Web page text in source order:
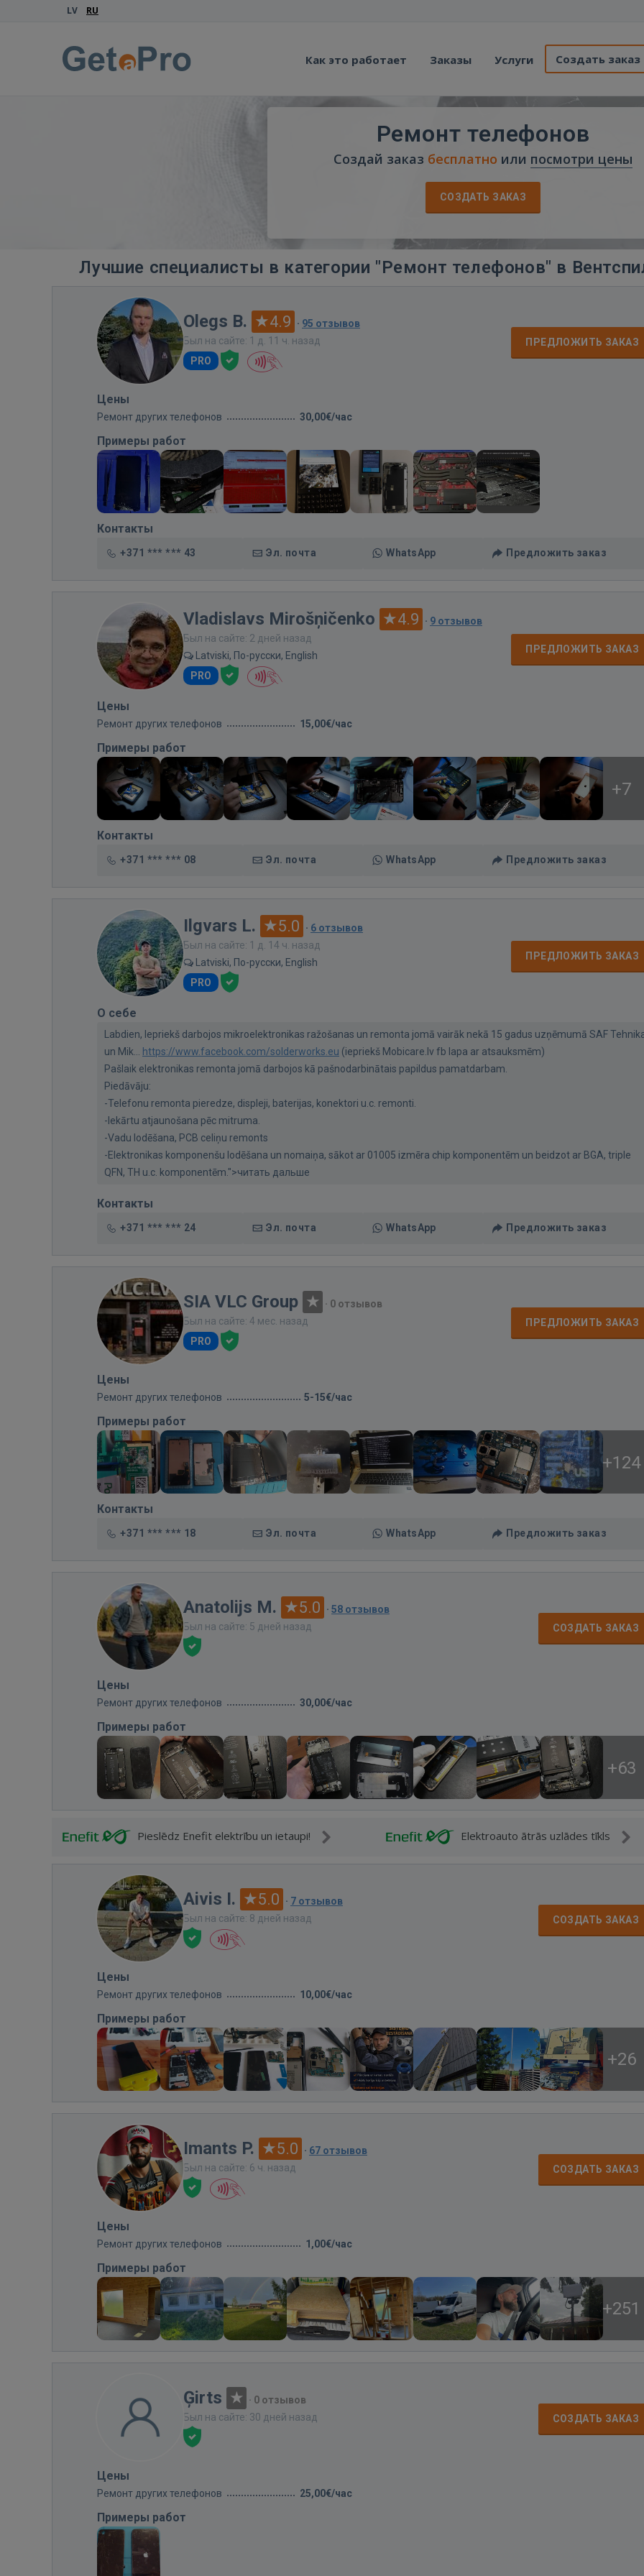
LV RU
Как это работает Заказы Услуги Создать заказ
Ремонт телефонов
Создай заказ бесплатно или посмотри цены
СОЗДАТЬ ЗАКАЗ
Лучшие специалисты в категории "Ремонт телефонов" в
Olegs B. 4.9 · 95 отзывов
Был на сайте: 1 д. 11 ч. назад
PRO
ПРЕДЛОЖИТЬ ЗАКАЗ
Цены
Ремонт других телефонов 30,00€/час
Примеры работ
Контакты
+371 *** *** 43 Эл. почта WhatsApp Предложить заказ
Vladislavs Mirošņičenko 4.9 · 9 отзывов
Был на сайте: 2 дней назад
Latviski, По-русски, English
PRO
ПРЕДЛОЖИТЬ ЗАКАЗ
Цены
Ремонт других телефонов 15,00€/час
Примеры работ
+7
Контакты
+371 *** *** 08 Эл. почта WhatsApp Предложить заказ
Ilgvars L. 5.0 · 6 отзывов
Был на сайте: 1 д. 14 ч. назад
Latviski, По-русски, English
PRO
ПРЕДЛОЖИТЬ ЗАКАЗ
О себе
Labdien, Iepriekš darbojos mikroelektronikas ražošanas un remonta jomā vairāk nekā 15 gadus uzņēmumā SAF
un Mik...
https://www.facebook.com/solderworks.eu (iepriekš Mobicare.lv fb lapa ar atsauksmēm)
Pašlaik elektronikas remonta jomā darbojos kā pašnodarbinātais papildus pamatdarbam.
Piedāvāju:
-Telefonu remonta pieredze, displeji, baterijas, konektori u.c. remonti.
-Iekārtu atjaunošana pēc mitruma.
-Vadu lodēšana, PCB celiņu remonts
-Elektronikas komponenšu lodēšana un nomaiņa, sākot ar 01005 izmēra chip komponentēm un beidzot ar BGA, triple
QFN, TH u.c. komponentēm.">читать дальше
Контакты
+371 *** *** 24 Эл. почта WhatsApp Предложить заказ
SIA VLC Group · 0 отзывов
Был на сайте: 4 мес. назад
PRO
ПРЕДЛОЖИТЬ ЗАКАЗ
Цены
Ремонт других телефонов 5-15€/час
Примеры работ
+124
Контакты
+371 *** *** 18 Эл. почта WhatsApp Предложить заказ
Anatolijs M. 5.0 · 58 отзывов
Был на сайте: 5 дней назад
СОЗДАТЬ ЗАКАЗ
Цены
Ремонт других телефонов 30,00€/час
Примеры работ
+63
Pieslēdz Enefit elektrību un ietaupi! Elektroauto ātrās uzlādes tīkls
Aivis I. 5.0 · 7 отзывов
Был на сайте: 8 дней назад
СОЗДАТЬ ЗАКАЗ
Цены
Ремонт других телефонов 10,00€/час
Примеры работ
+26
Imants P. 5.0 · 67 отзывов
Был на сайте: 6 ч. назад
СОЗДАТЬ ЗАКАЗ
Цены
Ремонт других телефонов 1,00€/час
Примеры работ
+251
Ģirts · 0 отзывов
Был на сайте: 30 дней назад
СОЗДАТЬ ЗАКАЗ
Цены
Ремонт других телефонов 25,00€/час
Примеры работ